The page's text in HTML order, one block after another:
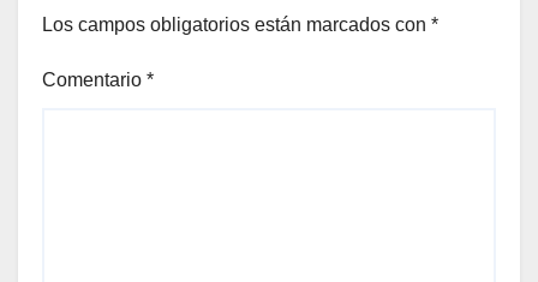
Los campos obligatorios están marcados con *
Comentario *